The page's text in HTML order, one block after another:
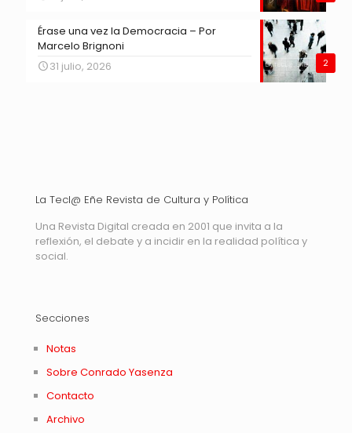
2
Érase una vez la Democracia – Por
Marcelo Brignoni
31 julio, 2026
La Tecl@ Eñe Revista de Cultura y Política
Una Revista Digital creada en 2001 que invita a la
reflexión, el debate y a incidir en la realidad política y
social.
Secciones
Notas
Sobre Conrado Yasenza
Contacto
Archivo